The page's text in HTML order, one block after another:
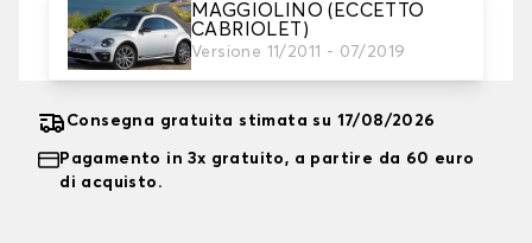
MAGGIOLINO (ECCETTO
CABRIOLET)
Versione 11/2011 - 07/2019
2. Livello di protezione
Scegli il telo protettivo adatto alle tue esigenze
Consegna gratuita stimata su 17/08/2026
Pagamento in 3x gratuito, a partire da 60 euro
di acquisto.